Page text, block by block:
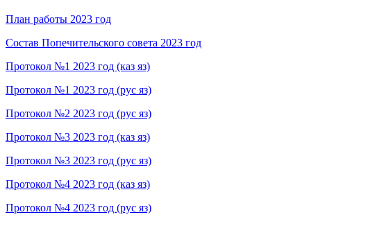
План работы 2023 год
Состав Попечительского совета 2023 год
Протокол №1 2023 год (каз яз)
Протокол №1 2023 год (рус яз)
Протокол №2 2023 год (рус яз)
Протокол №3 2023 год (каз яз)
Протокол №3 2023 год (рус яз)
Протокол №4 2023 год (каз яз)
Протокол №4 2023 год (рус яз)